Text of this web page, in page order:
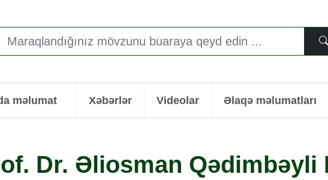
məlumat Xəbərlər Videolar Əlaqə məlumatları
Dr. Əliosman Qədimbəyli